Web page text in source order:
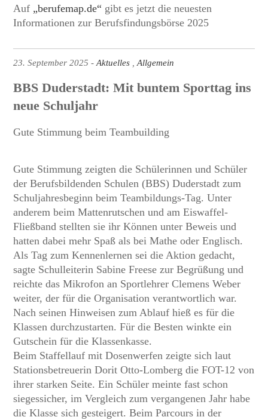
Auf „berufemap.de“ gibt es jetzt die neuesten
Informationen zur Berufsfindungsbörse 2025
23. September 2025 Aktuelles Allgemein
BBS Duderstadt: Mit buntem Sporttag ins
neue Schuljahr
Gute Stimmung beim Teambuilding
Gute Stimmung zeigten die Schülerinnen und Schüler
der Berufsbildenden Schulen (BBS) Duderstadt zum
Schuljahresbeginn beim Teambildungs-Tag. Unter
anderem beim Mattenrutschen und am Eiswaffel-
Fließband stellten sie ihr Können unter Beweis und
hatten dabei mehr Spaß als bei Mathe oder Englisch.
Als Tag zum Kennenlernen sei die Aktion gedacht,
sagte Schulleiterin Sabine Freese zur Begrüßung und
reichte das Mikrofon an Sportlehrer Clemens Weber
weiter, der für die Organisation verantwortlich war.
Nach seinen Hinweisen zum Ablauf hieß es für die
Klassen durchzustarten. Für die Besten winkte ein
Gutschein für die Klassenkasse.
Beim Staffellauf mit Dosenwerfen zeigte sich laut
Stationsbetreuerin Dorit Otto-Lomberg die FOT-12 von
ihrer starken Seite. Ein Schüler meinte fast schon
siegessicher, im Vergleich zum vergangenen Jahr habe
die Klasse sich gesteigert. Beim Parcours in der